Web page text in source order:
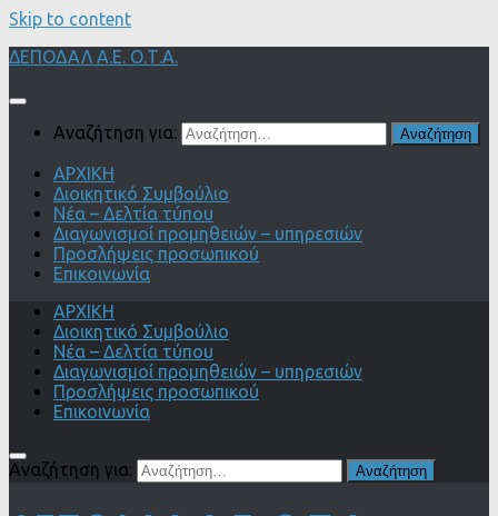
Skip to content
ΔΕΠΟΔΑΛ Α.Ε. Ο.Τ.Α.
Αναζήτηση για:
ΑΡΧΙΚΗ
Διοικητικό Συμβούλιο
Νέα – Δελτία τύπου
Διαγωνισμοί προμηθειών – υπηρεσιών
Προσλήψεις προσωπικού
Επικοινωνία
ΑΡΧΙΚΗ
Διοικητικό Συμβούλιο
Νέα – Δελτία τύπου
Διαγωνισμοί προμηθειών – υπηρεσιών
Προσλήψεις προσωπικού
Επικοινωνία
Αναζήτηση για: